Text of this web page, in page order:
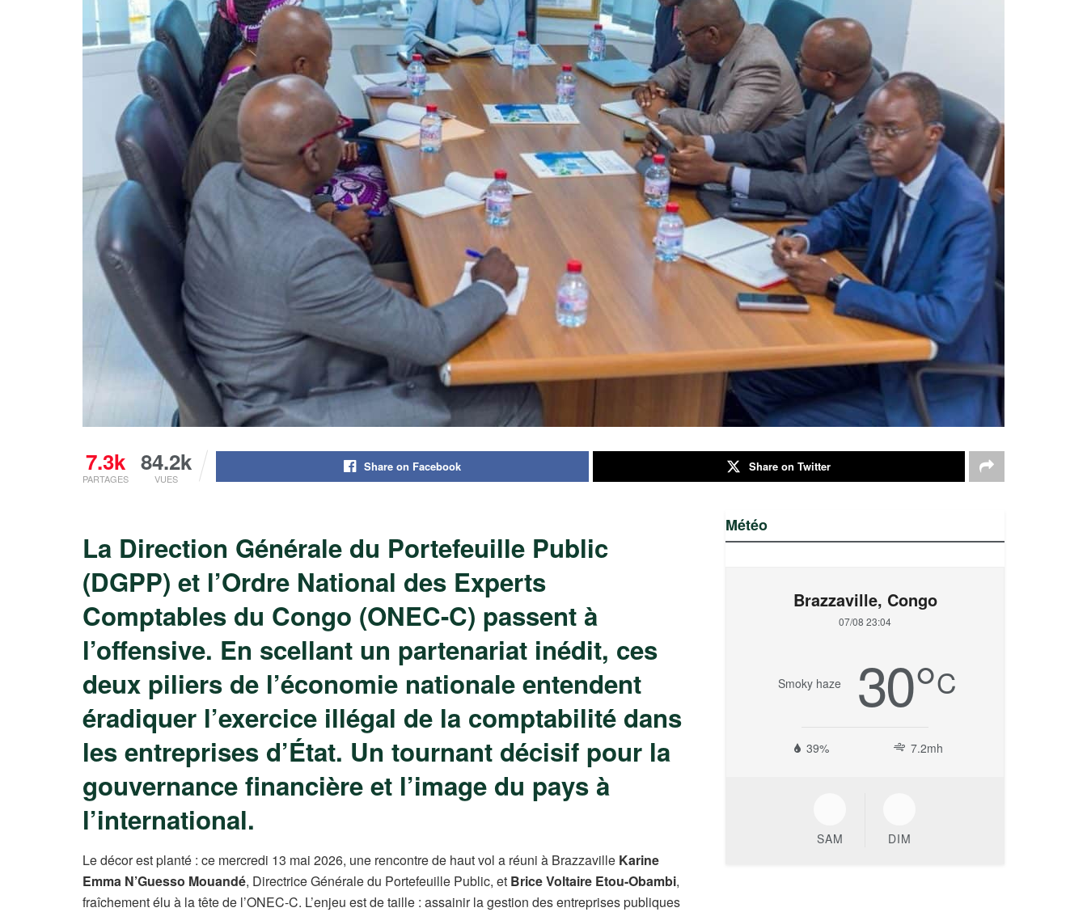
7.3k
PARTAGES
84.2k
VUES
Share on Facebook Share on Twitter
La Direction Générale du Portefeuille Public
(DGPP) et l’Ordre National des Experts
Comptables du Congo (ONEC-C) passent à
l’offensive. En scellant un partenariat inédit, ces
deux piliers de l’économie nationale entendent
éradiquer l’exercice illégal de la comptabilité dans
les entreprises d’État. Un tournant décisif pour la
gouvernance financière et l’image du pays à
l’international.
Le décor est planté : ce mercredi 13 mai 2026, une rencontre de haut vol a réuni à Brazzaville Karine
Emma N’Guesso Mouandé, Directrice Générale du Portefeuille Public, et Brice Voltaire Etou-Obambi,
fraîchement élu à la tête de l’ONEC-C. L’enjeu est de taille : assainir la gestion des entreprises publiques
Météo
Brazzaville, Congo
07/08 23:04
Smoky haze 30°C
39% 7.2mh
SAM DIM